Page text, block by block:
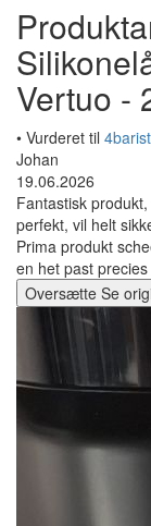
Vertuo -
• Vurderet til
Johan
19.06.2026
Fantastisk
perfekt, vil helt
Prima produkt
en het past
Oversætte Se